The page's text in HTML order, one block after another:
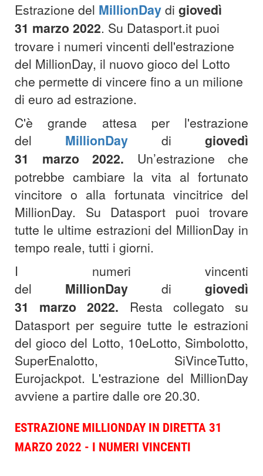
Estrazione del MillionDay di giovedì
31 marzo 2022. Su Datasport.it puoi
trovare i numeri vincenti dell'estrazione
del MillionDay, il nuovo gioco del Lotto
che permette di vincere fino a un milione
di euro ad estrazione.
C'è grande attesa per l'estrazione
del MillionDay di giovedì
31
marzo 2022. Un’estrazione che
potrebbe cambiare la vita al fortunato
vincitore o alla fortunata vincitrice del
MillionDay. Su Datasport puoi trovare
tutte le ultime estrazioni del MillionDay in
tempo reale, tutti i giorni.
I numeri vincenti
del MillionDay di giovedì
31
marzo 2022. Resta collegato su
Datasport per seguire tutte le estrazioni
del gioco del Lotto, 10eLotto, Simbolotto,
SuperEnalotto, SiVinceTutto,
Eurojackpot. L'estrazione del MillionDay
avviene a partire dalle ore 20.30.
ESTRAZIONE MILLIONDAY IN DIRETTA 31
MARZO 2022 - I NUMERI VINCENTI